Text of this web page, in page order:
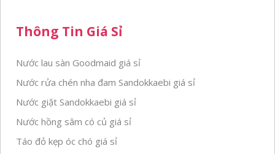
Thông Tin Giá Sỉ
Nước lau sàn Goodmaid giá sỉ
Nước rửa chén nha đam Sandokkaebi giá sỉ
Nước giặt Sandokkaebi giá sỉ
Nước hồng sâm có củ giá sỉ
Táo đỏ kẹp óc chó giá sỉ